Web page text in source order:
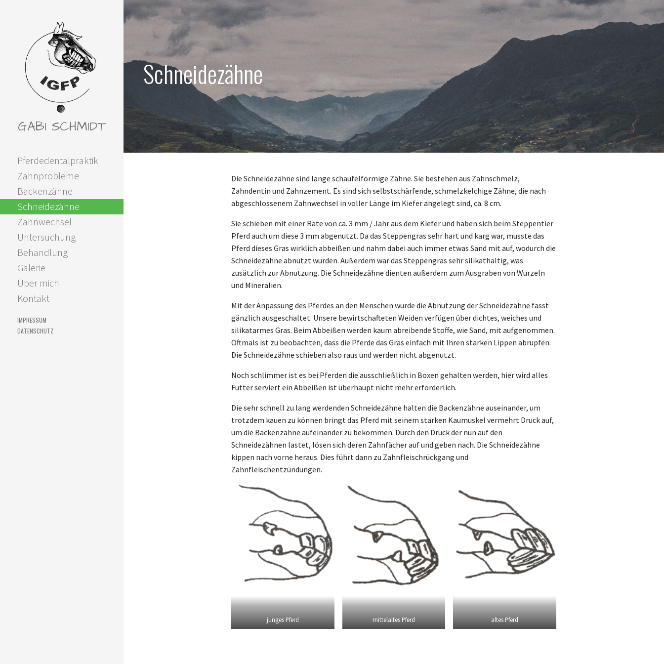
Zum
Inhalt
GABI SCHMIDT
Pferdedentalpraktik
Zahnprobleme
Backenzähne
Schneidezähne
Zahnwechsel
Untersuchung
Behandlung
Galerie
Über mich
Kontakt
IMPRESSUM
DATENSCHUTZ
Schneidezähne
Die Schneidezähne sind lange schaufelförmige Zähne. Sie bestehen aus Zahnschmelz,
Zahndentin und Zahnzement. Es sind sich selbstschärfende, schmelzkelchige Zähne, die nach
abgeschlossenem Zahnwechsel in voller Länge im Kiefer angelegt sind, ca. 8 cm.
Sie schieben mit einer Rate von ca. 3 mm / Jahr aus dem Kiefer und haben sich beim Steppentier
Pferd auch um diese 3 mm abgenutzt. Da das Steppengras sehr hart und karg war, musste das
Pferd dieses Gras wirklich abbeißen und nahm dabei auch immer etwas Sand mit auf, wodurch die
Schneidezähne abnutzt wurden. Außerdem war das Steppengras sehr silikathaltig, was
zusätzlich zur Abnutzung. Die Schneidezähne dienten außerdem zum Ausgraben von Wurzeln
und Mineralien.
Mit der Anpassung des Pferdes an den Menschen wurde die Abnutzung der Schneidezähne fasst
gänzlich ausgeschaltet. Unsere bewirtschafteten Weiden verfügen über dichtes, weiches und
silikatarmes Gras. Beim Abbeißen werden kaum abreibende Stoffe, wie Sand, mit aufgenommen.
Oftmals ist zu beobachten, dass die Pferde das Gras einfach mit Ihren starken Lippen abrupfen.
Die Schneidezähne schieben also raus und werden nicht abgenutzt.
Noch schlimmer ist es bei Pferden die ausschließlich in Boxen gehalten werden, hier wird alles
Futter serviert ein Abbeißen ist überhaupt nicht mehr erforderlich.
Die sehr schnell zu lang werdenden Schneidezähne halten die Backenzähne auseinander, um
trotzdem kauen zu können bringt das Pferd mit seinem starken Kaumuskel vermehrt Druck auf,
um die Backenzähne aufeinander zu bekommen. Durch den Druck der nun auf den
Schneidezähnen lastet, lösen sich deren Zahnfächer auf und geben nach. Die Schneidezähne
kippen nach vorne heraus. Dies führt dann zu Zahnfleischrückgang und
Zahnfleischentzündungen.
junges Pferd mittelaltes Pferd altes Pferd